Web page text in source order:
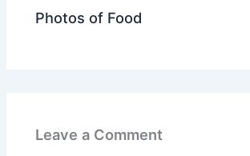
Photos of Food
Leave a Comment